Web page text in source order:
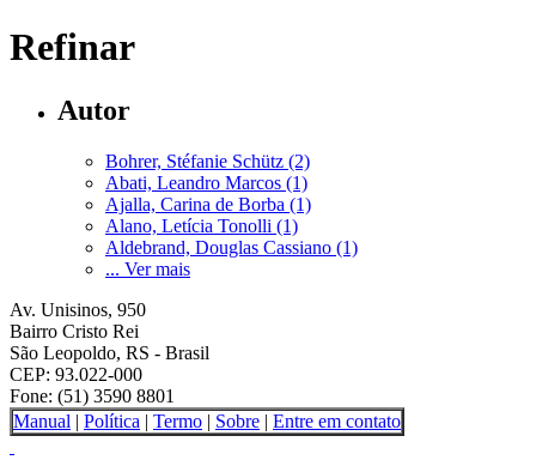
Refinar
Autor
Bohrer, Stéfanie Schütz (2)
Abati, Leandro Marcos (1)
Ajalla, Carina de Borba (1)
Alano, Letícia Tonolli (1)
Aldebrand, Douglas Cassiano (1)
... Ver mais
Av. Unisinos, 950
Bairro Cristo Rei
São Leopoldo, RS - Brasil
CEP: 93.022-000
Fone: (51) 3590 8801
Manual | Política | Termo | Sobre | Entre em contato